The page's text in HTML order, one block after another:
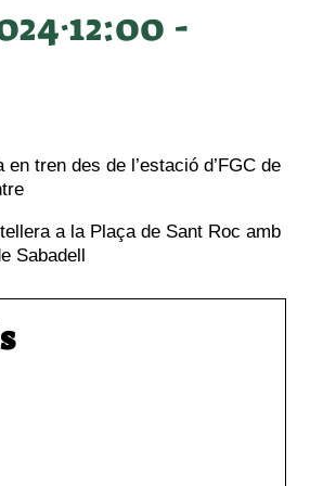
-
en tren des de l’estació d’FGC de
a la Plaça de Sant Roc amb
Sabadell